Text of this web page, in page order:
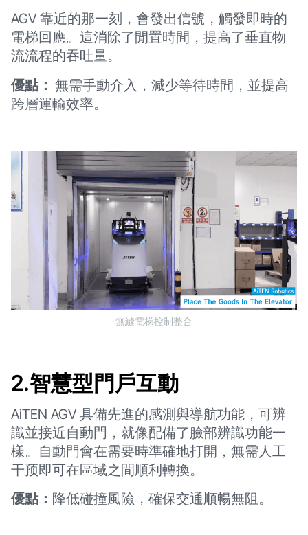
AGV 靠近的那一刻，會發出信號，觸發即時的
電梯回應。這消除了閒置時間，提高了垂直物
流流程的吞吐量。
優點： 無需手動介入，減少等待時間，並提高
跨層運輸效率。
無縫電梯控制整合
2.智慧型門戶互動
AiTEN AGV 具備先進的感測與導航功能，可辨
識並接近自動門，就像配備了臉部辨識功能一
樣。自動門會在需要時準確地打開，無需人工
干预即可在區域之間順利轉換。
優點： 降低碰撞風險，確保交通順暢無阻。